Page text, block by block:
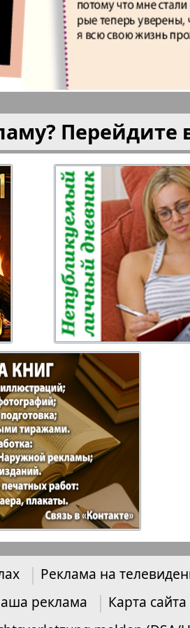
TV
Маяк
Израиль
Наша
Wолна Норд
Купи-
экспресс
Nord-Ost-
газета
Мысль
Русская
Перейдите
Реклама на
реклама Карта сайта